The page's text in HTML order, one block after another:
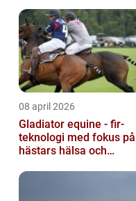
08 april 2026
Gladiator equine - fir-
teknologi med fokus på
hästars hälsa och